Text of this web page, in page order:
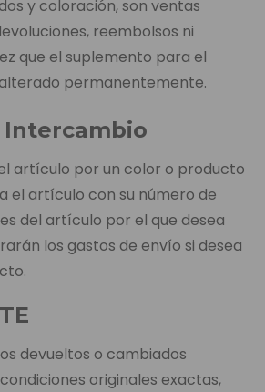
y coloración, son ventas
reembolsos ni
que el suplemento para el
permanentemente.
artículo por un color o producto
el artículo con su número de
del artículo por el que desea
los gastos de envío si desea
devueltos o cambiados
originales exactas,